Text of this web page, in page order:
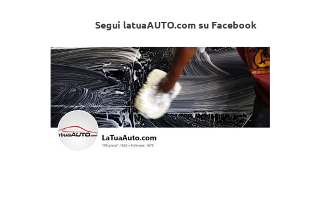
Segui latuaAUTO.com su Facebook